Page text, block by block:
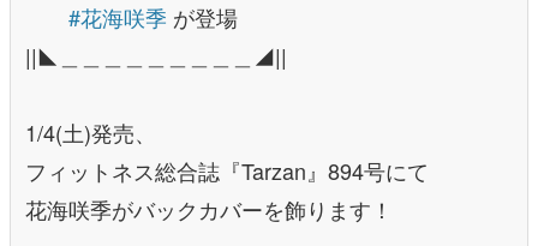
#花海咲季 が登場
||◣＿＿＿＿＿＿＿＿＿◢||
1/4(土)発売、
フィットネス総合誌『Tarzan』894号にて
花海咲季がバックカバーを飾ります！